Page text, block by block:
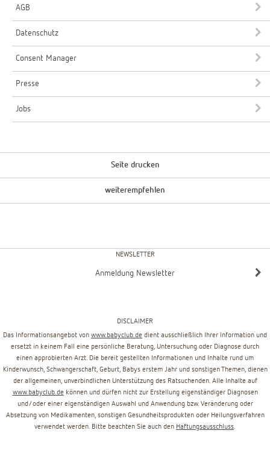
AGB
Datenschutz
Consent Manager
Presse
Jobs
Seite drucken
weiterempfehlen
NEWSLETTER
Anmeldung Newsletter
DISCLAIMER
Das Informationsangebot von www.babyclub.de dient ausschließlich Ihrer Information und
ersetzt in keinem Fall eine persönliche Beratung, Untersuchung oder Diagnose durch
einen approbierten Arzt. Die bereit gestellten Informationen und Inhalte rund um
Kinderwunsch, Schwangerschaft, Geburt, Babys erstem Jahr und sonstigen Themen, dienen
der allgemeinen, unverbindlichen Unterstützung des Ratsuchenden. Alle Inhalte auf
www.babyclub.de können und dürfen nicht zur Erstellung eigenständiger Diagnosen
und/oder einer eigenständigen Auswahl und Anwendung bzw. Veränderung oder
Absetzung von Medikamenten, sonstigen Gesundheitsprodukten oder Heilungsverfahren
verwendet werden. Bitte beachten Sie auch den Haftungsausschluss.